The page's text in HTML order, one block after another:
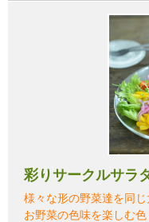
彩りサークルサラ
様々な形の野菜達を同
お野菜の色味を楽しむ色